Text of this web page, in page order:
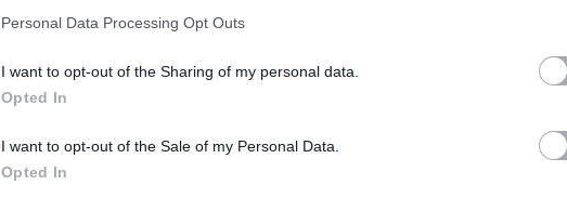
Personal Data Processing Opt Outs
I want to opt-out of the Sharing of my personal data.
Opted In
I want to opt-out of the Sale of my Personal Data.
Opted In